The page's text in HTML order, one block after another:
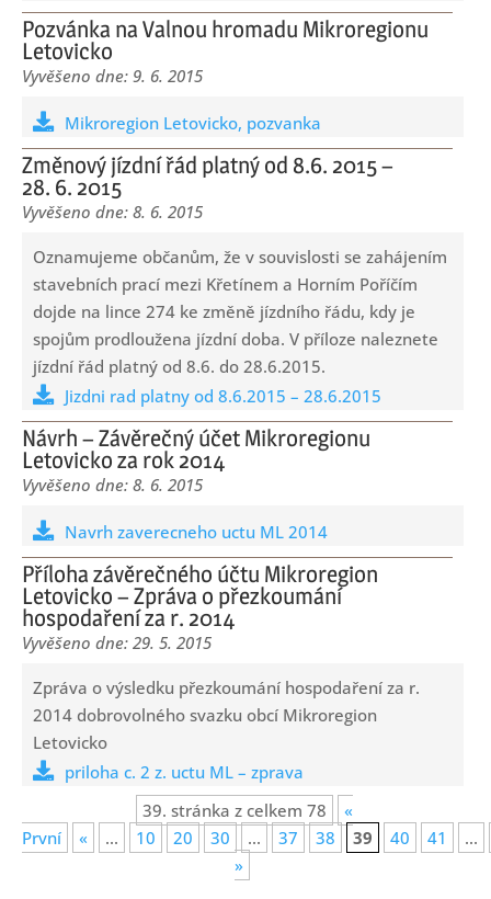
Pozvánka na Valnou hromadu Mikroregionu
Letovicko
9. 6. 2015
Mikroregion Letovicko, pozvanka
Změnový jízdní řád platný od 8.6. 2015 –
28. 6. 2015
8. 6. 2015
Oznamujeme občanům, že v souvislosti se zahájením
stavebních prací mezi Křetínem a Horním Poříčím
dojde na lince 274 ke změně jízdního řádu, kdy je
spojům prodloužena jízdní doba. V příloze naleznete
jízdní řád platný od 8.6. do 28.6.2015.
Jizdni rad platny od 8.6.2015 – 28.6.2015
Návrh – Závěrečný účet Mikroregionu
Letovicko za rok 2014
8. 6. 2015
Navrh zaverecneho uctu ML 2014
Příloha závěrečného účtu Mikroregion
Letovicko – Zpráva o přezkoumání
hospodaření za r. 2014
29. 5. 2015
Zpráva o výsledku přezkoumání hospodaření za r.
2014 dobrovolného svazku obcí Mikroregion
Letovicko
priloha c. 2 z. uctu ML – zprava
39. stránka z celkem 78
«
První
« ... 10 20 30 ... 37 38 39 40 41
...
»